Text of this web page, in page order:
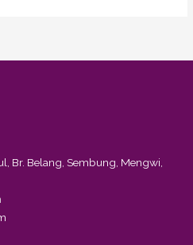
Br. Belang, Sembung, Mengwi,